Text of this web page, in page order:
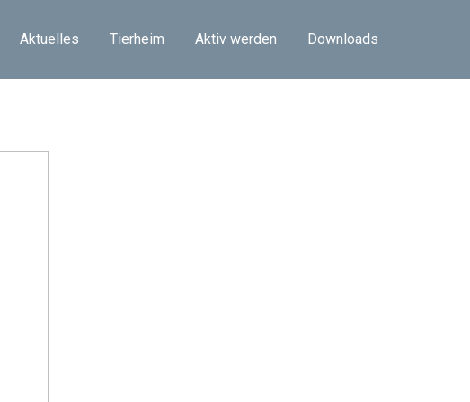
Aktuelles Tierheim Aktiv werden Downloads